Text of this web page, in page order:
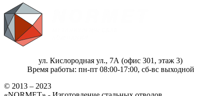
ул. Кислородная ул., 7А (офис 301, этаж 3)
Время работы: пн-пт 08:00-17:00, сб-вс выходной
© 2013 – 2023